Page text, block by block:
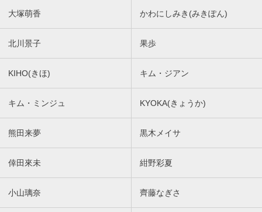
大塚萌香 かわにしみき(みきぽん)
北川景子 果歩
KIHO(きほ) キム・ジアン
キム・ミンジュ KYOKA(きょうか)
熊田来夢 黒木メイサ
倖田來未 紺野彩夏
小山璃奈 齊藤なぎさ